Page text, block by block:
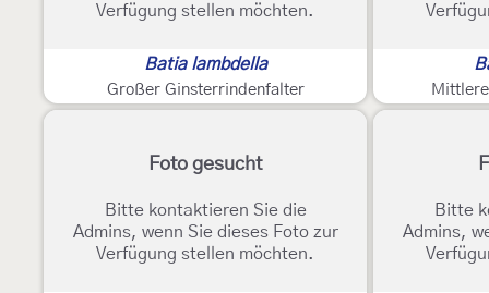
Verfügung stellen möchten.
Batia lambdella
Großer Ginsterrindenfalter
Foto gesucht
Bitte kontaktieren Sie die
Admins, wenn Sie dieses Foto zur
Verfügung stellen möchten.
Bitte
Admins,